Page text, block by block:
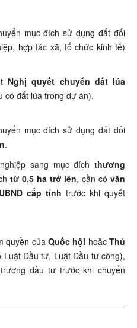
mục đích sử dụng đất đối
hợp tác xã, tổ chức kinh tế)
Nghị quyết chuyển đất lúa
có đất lúa trong dự án).
mục đích sử dụng đất đối
.
sang mục đích thương
từ 0,5 ha trở lên, cần cóvăn
cấp tỉnh trước khi quyết
quyền của Quốc hội hoặcThủ
Luật Đầu tư, Luật Đầu tư công),
đầu tư trước khi chuyển